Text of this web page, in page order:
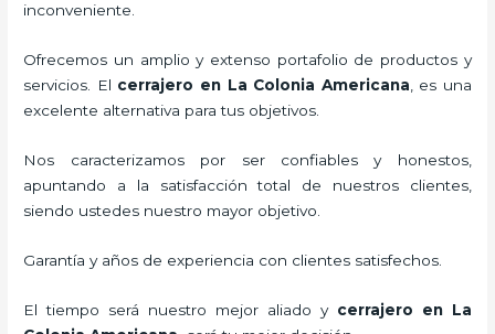
inconveniente.
Ofrecemos un amplio y extenso portafolio de productos y
servicios. El cerrajero en La Colonia Americana , es una
excelente alternativa para tus objetivos.
Nos caracterizamos por ser confiables y honestos,
apuntando a la satisfacción total de nuestros clientes,
siendo ustedes nuestro mayor objetivo.
Garantía y años de experiencia con clientes satisfechos.
El tiempo será nuestro mejor aliado y cerrajero en La